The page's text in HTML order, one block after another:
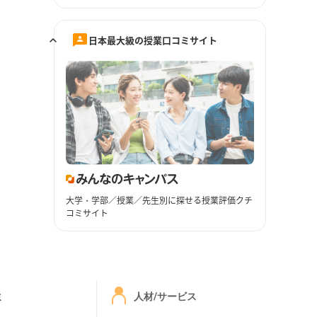
日本最大級の授業口コミサイト
大学・学部／授業／先生別に探せる授業評価クチ
コミサイト
人材/サービス